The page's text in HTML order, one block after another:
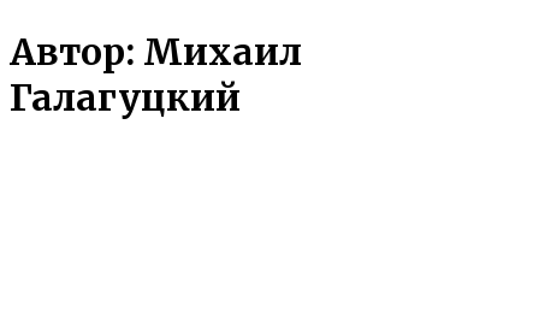
Автор: Михаил
Галагуцкий